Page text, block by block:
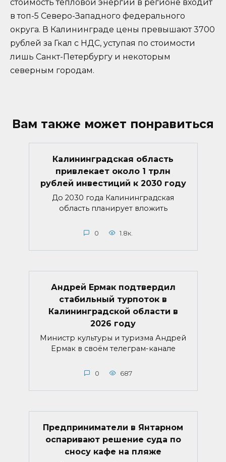
стоимость тепловой энергии в регионе входит
в топ-5 Северо-Западного федерального
округа. В Калининграде цены превышают 3700
рублей за Гкал с НДС, уступая по стоимости
лишь Санкт-Петербургу и некоторым
северным городам.
Вам также может понравиться
Калининградская область
привлекает около 1 трлн
рублей инвестиций к 2030 году
До 2030 года Калининградская
область планирует вложить
0 1.8к.
Андрей Ермак подтвердил
стабильный турпоток в
Калининградской области в
2026 году
Министр культуры и туризма Андрей
Ермак в своём телеграм-канале
0 687
Предприниматели в Янтарном
оспаривают решение суда по
сносу кафе на пляже